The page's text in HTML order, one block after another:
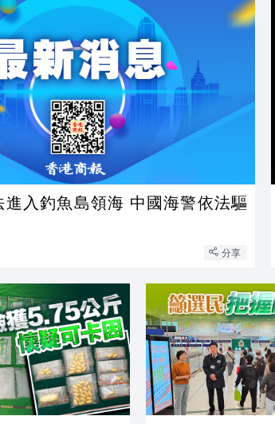
進入釣魚島領海 中國海警依法驅
分享